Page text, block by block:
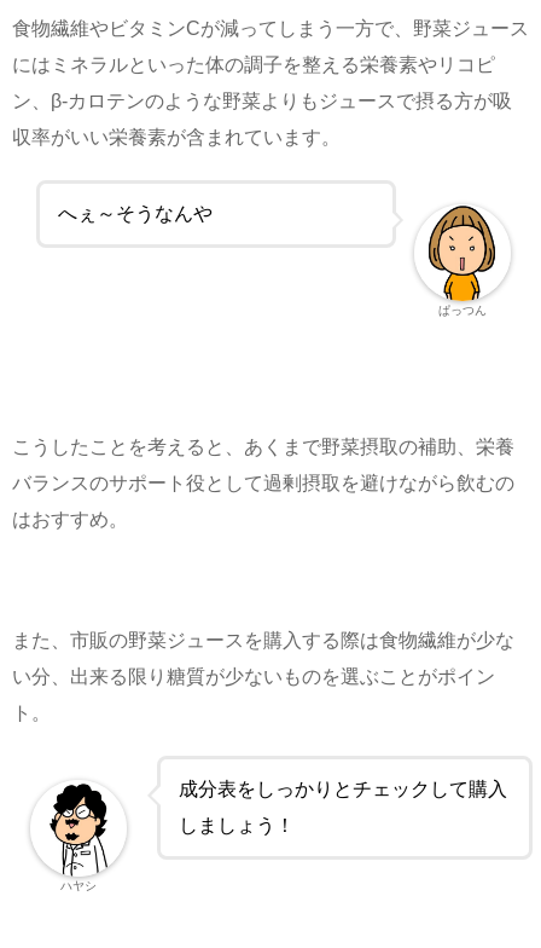
食物繊維やビタミンCが減ってしまう一方で、野菜ジュース
にはミネラルといった体の調子を整える栄養素やリコピ
ン、β-カロテンのような野菜よりもジュースで摂る方が吸
収率がいい栄養素が含まれています。
へぇ～そうなんや
ぱっつん
こうしたことを考えると、あくまで野菜摂取の補助、栄養
バランスのサポート役として過剰摂取を避けながら飲むの
はおすすめ。
また、市販の野菜ジュースを購入する際は食物繊維が少な
い分、出来る限り糖質が少ないものを選ぶことがポイン
ト。
成分表をしっかりとチェックして購入
しましょう！
ハヤシ